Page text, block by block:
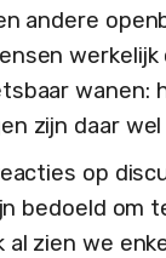
andere
werkelijk
wanen:
zijn daar
op
bedoeld om
al zien we